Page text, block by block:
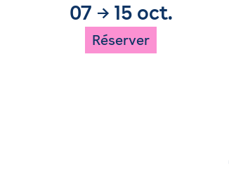
07 → 15 oct.
Réserver